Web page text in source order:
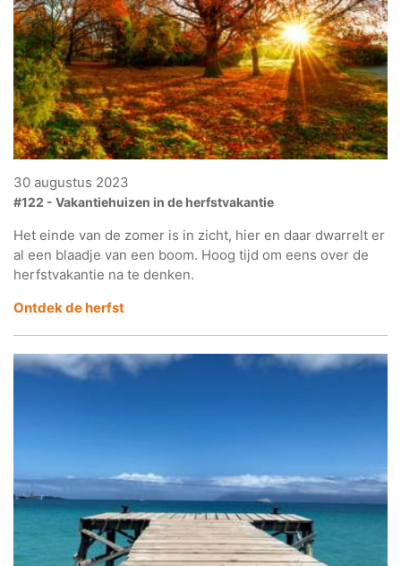
30 augustus 2023
#122 - Vakantiehuizen in de herfstvakantie
Het einde van de zomer is in zicht, hier en daar dwarrelt er
al een blaadje van een boom. Hoog tijd om eens over de
herfstvakantie na te denken.
Ontdekde herfst